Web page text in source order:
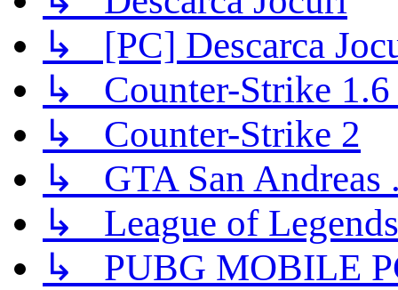
↳ [PC] Descarca
↳ Counter-Strike 1.6
↳ Counter-Strike 2
↳ GTA San Andreas
↳ League of Legends
↳ PUBG MOBILE